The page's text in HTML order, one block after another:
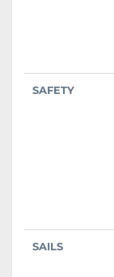
SAFETY
SAILS